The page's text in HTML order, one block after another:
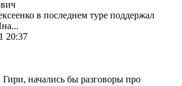
в последнем туре поддержал
20:37
начались бы разговоры про